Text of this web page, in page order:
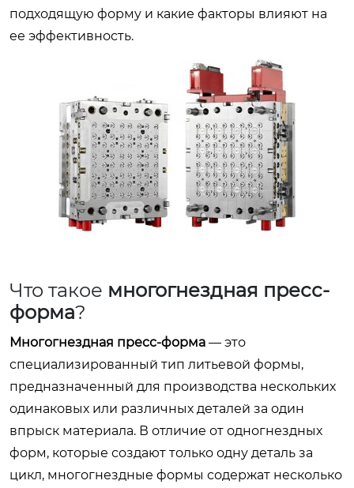
подходящую форму и какие факторы влияют на
ее эффективность.
Что такое многогнездная пресс-
форма?
Многогнездная пресс-форма — это
специализированный тип литьевой формы,
предназначенный для производства нескольких
одинаковых или различных деталей за один
впрыск материала. В отличие от одногнездных
форм, которые создают только одну деталь за
цикл, многогнездные формы содержат несколько